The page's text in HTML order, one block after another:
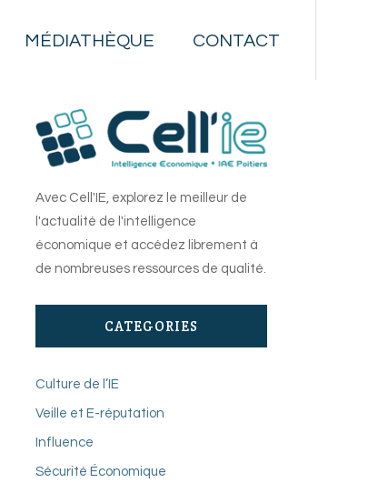
MÉDIATHÈQUE CONTACT
Avec Cell'IE, explorez le meilleur de
l'actualité de l'intelligence
économique et accédez librement à
de nombreuses ressources de qualité.
CATEGORIES
Culture de l’IE
Veille et E-réputation
Influence
Sécurité Économique